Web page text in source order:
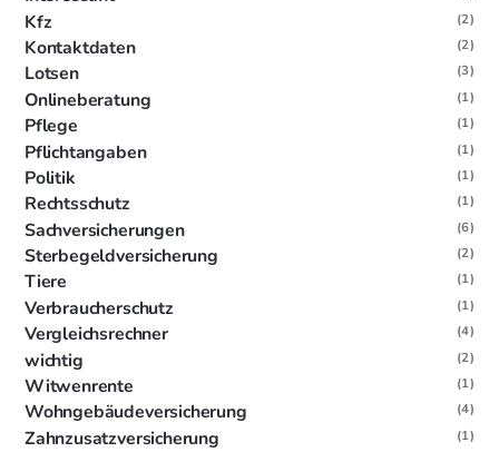
Kfz (2)
Kontaktdaten (2)
Lotsen (3)
Onlineberatung (1)
Pflege (1)
Pflichtangaben (1)
Politik (1)
Rechtsschutz (1)
Sachversicherungen (6)
Sterbegeldversicherung (2)
Tiere (1)
Verbraucherschutz (1)
Vergleichsrechner (4)
wichtig (2)
Witwenrente (1)
Wohngebäudeversicherung (4)
Zahnzusatzversicherung (1)